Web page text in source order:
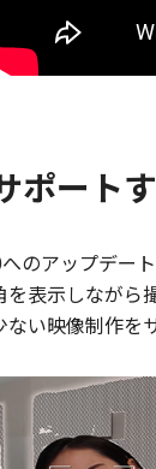
ポート
のアップデー
を表示しなが
い映像制作を